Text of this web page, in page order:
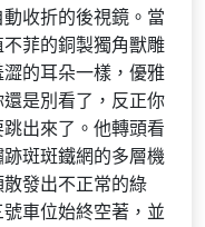
收折的後視鏡。當
菲的銅製獨角獸雕
的耳朵一樣，優雅
是別看了，反正你
出來了。他轉頭看
斑斑鐵網的多層機
發出不正常的綠
車位始終空著，並